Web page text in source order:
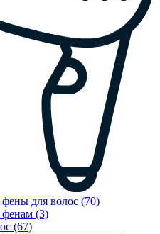
для волос (70)
фенам (3)
(67)